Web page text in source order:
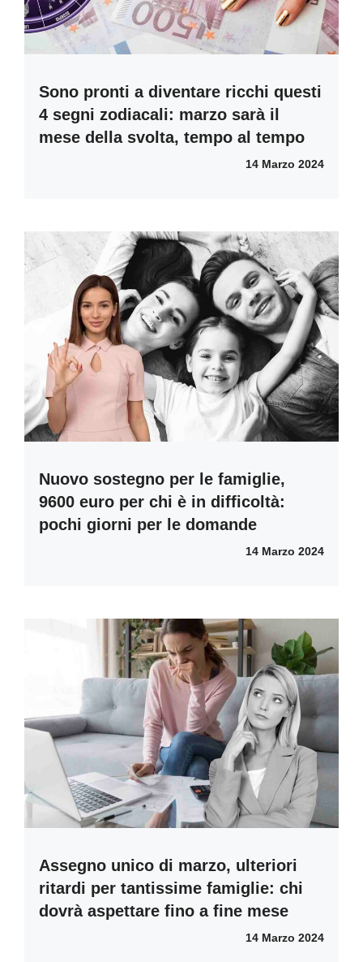
Sono pronti a diventare ricchi questi
4 segni zodiacali: marzo sarà il
mese della svolta, tempo al tempo
14 Marzo 2024
Nuovo sostegno per le famiglie,
9600 euro per chi è in difficoltà:
pochi giorni per le domande
14 Marzo 2024
Assegno unico di marzo, ulteriori
ritardi per tantissime famiglie: chi
dovrà aspettare fino a fine mese
14 Marzo 2024